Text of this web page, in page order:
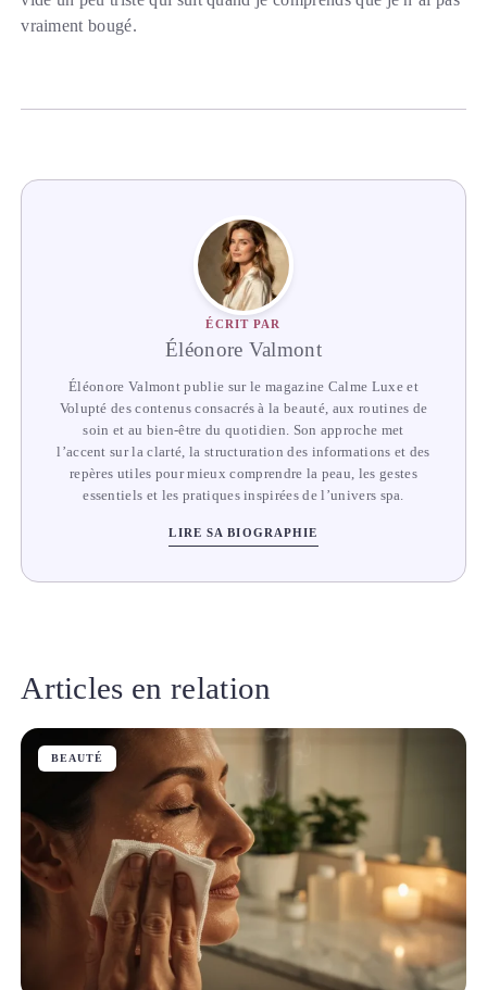
vraiment bougé.
ÉCRIT PAR
Éléonore Valmont
Éléonore Valmont publie sur le magazine Calme Luxe et
Volupté des contenus consacrés à la beauté, aux routines de
soin et au bien-être du quotidien. Son approche met
l’accent sur la clarté, la structuration des informations et des
repères utiles pour mieux comprendre la peau, les gestes
essentiels et les pratiques inspirées de l’univers spa.
LIRE SA BIOGRAPHIE
Articles en relation
BEAUTÉ